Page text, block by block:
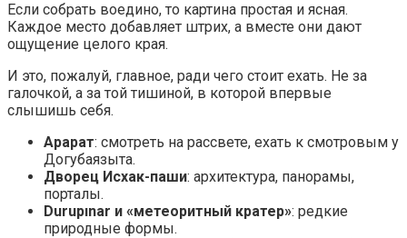
Если собрать воедино, то картина простая и ясная.
Каждое место добавляет штрих, а вместе они дают
ощущение целого края.
И это, пожалуй, главное, ради чего стоит ехать. Не за
галочкой, а за той тишиной, в которой впервые
слышишь себя.
Арарат: смотреть на рассвете, ехать к смотровым у
Догубаязыта.
Дворец Исхак-паши: архитектура, панорамы,
порталы.
Durupınar и «метеоритный кратер»: редкие
природные формы.